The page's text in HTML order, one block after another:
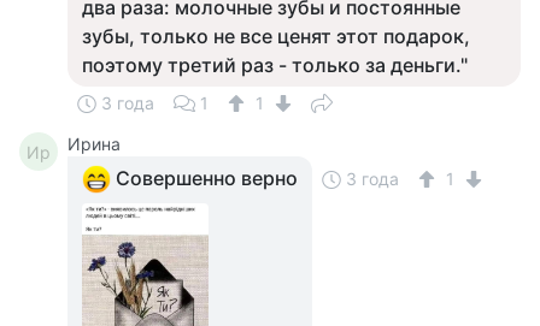
два раза: молочные зубы и постоянные
зубы, только не все ценят этот подарок,
поэтому третий раз - только за деньги."
3 года 1 1
Ир Ирина
Совершенно верно 3 года 1